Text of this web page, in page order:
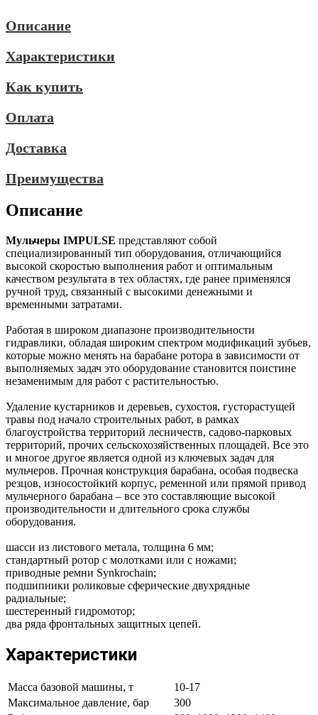
Описание
Характеристики
Как купить
Оплата
Доставка
Преимущества
Описание
Мульчеры IMPULSE представляют собой
специализированный тип оборудования, отличающийся
высокой скоростью выполнения работ и оптимальным
качеством результата в тех областях, где ранее применялся
ручной труд, связанный с высокими денежными и
временными затратами.
Работая в широком диапазоне производительности
гидравлики, обладая широким спектром модификаций зубьев,
которые можно менять на барабане ротора в зависимости от
выполняемых задач это оборудование становится поистине
незаменимым для работ с растительностью.
Удаление кустарников и деревьев, сухостоя, густорастущей
травы под начало строительных работ, в рамках
благоустройства территорий лесничеств, садово-парковых
территорий, прочих сельскохозяйственных площадей. Все это
и многое другое является одной из ключевых задач для
мульчеров. Прочная конструкция барабана, особая подвеска
резцов, износостойкий корпус, ременной или прямой привод
мульчерного барабана – все это составляющие высокой
производительности и длительного срока службы
оборудования.
шасси из листового метала, толщина 6 мм;
стандартный ротор с молотками или c ножами;
приводные ремни Synkrochain;
подшипники роликовые сферические двухрядные
радиальные;
шестеренный гидромотор;
два ряда фронтальных защитных цепей.
Характеристики
Масса базовой машины, т
10-17
Максимальное давление, бар
300